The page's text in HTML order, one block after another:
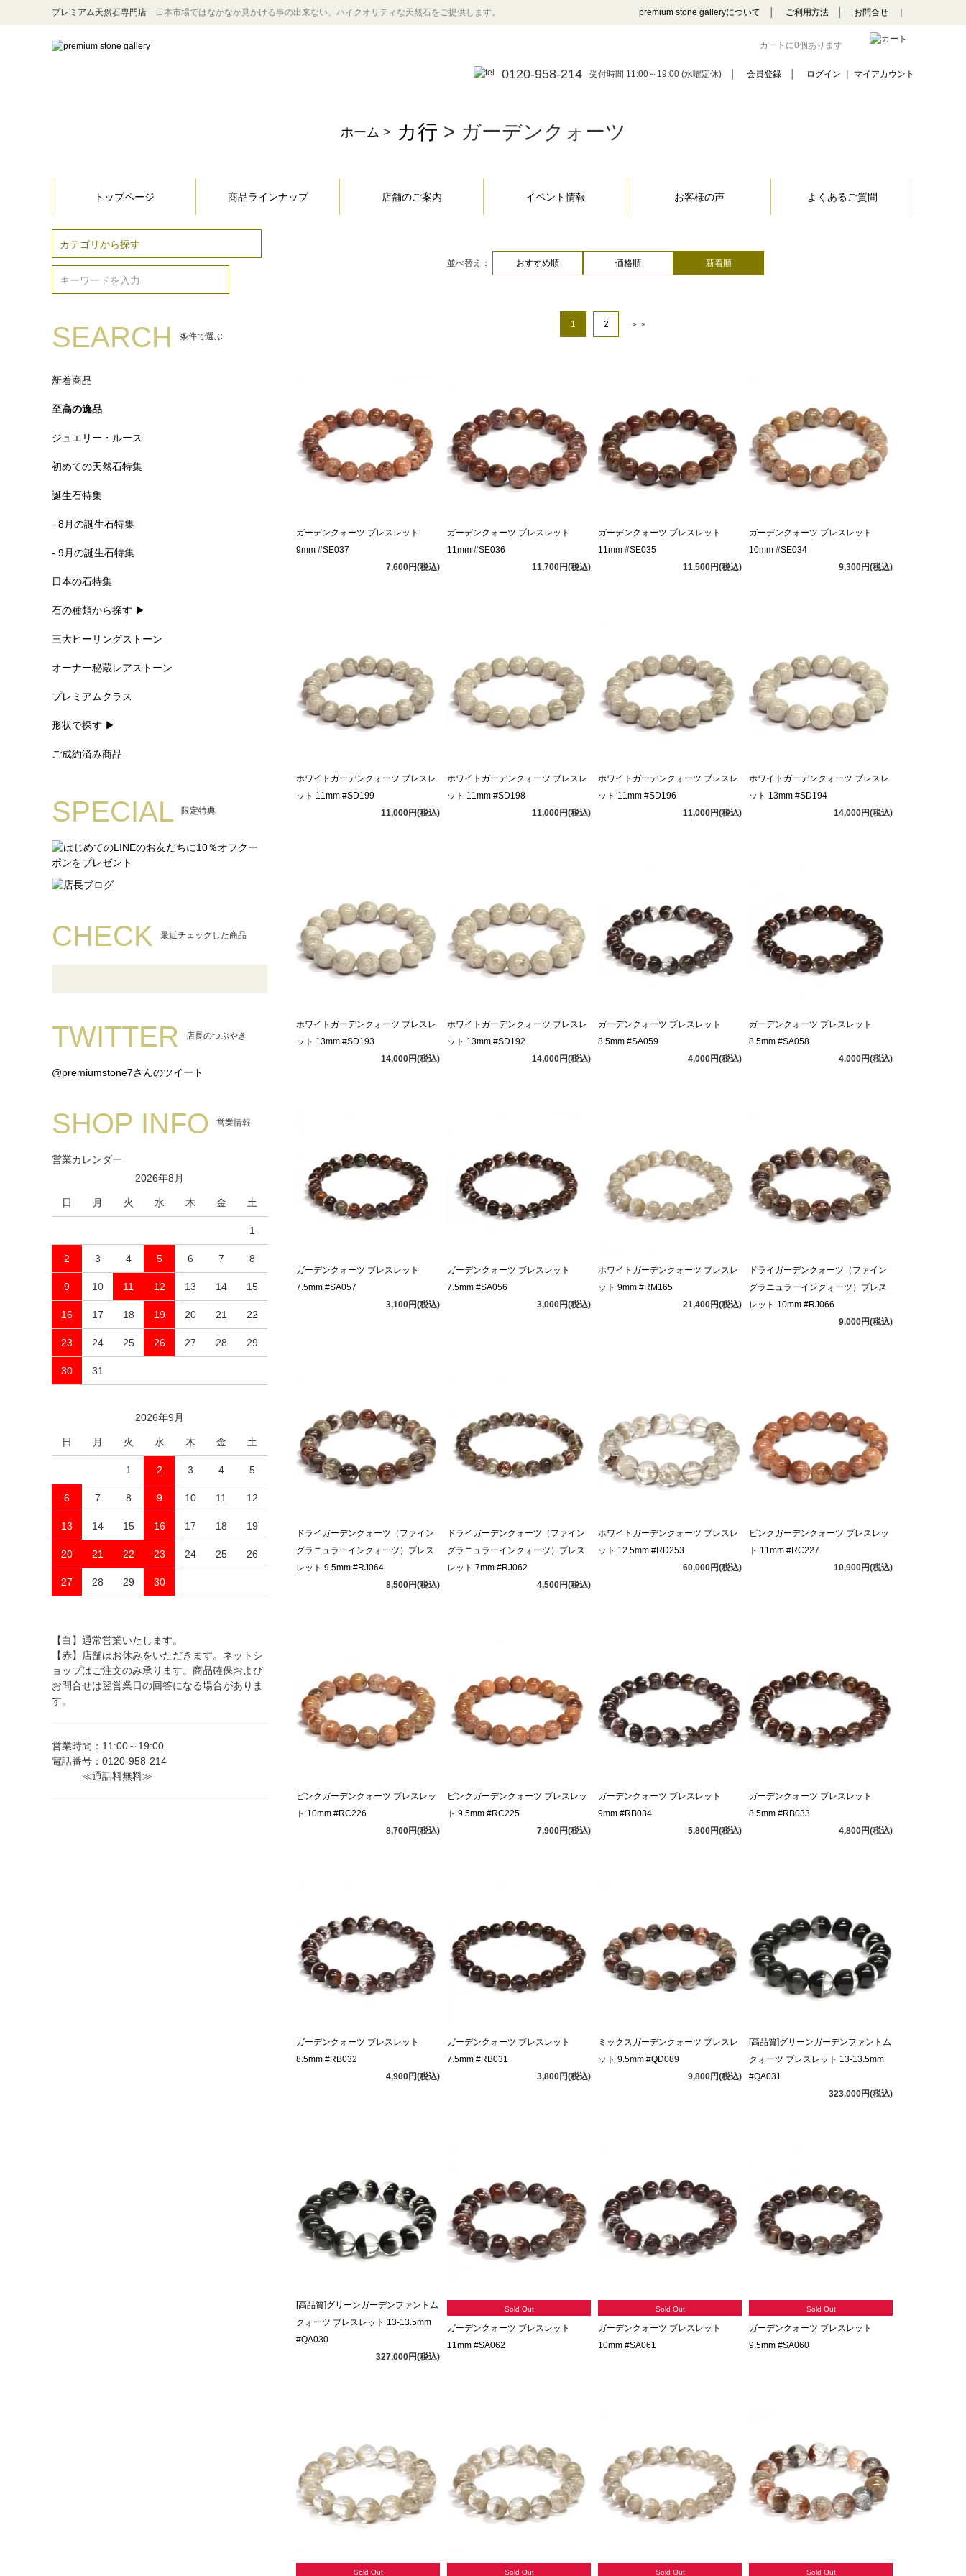
プレミアム天然石専門店 日本市場ではなかなか見かける事の出来ない、ハイクオリティな天然石をご提供します。 premium stone galleryについて ご利用方法 お問合せ
カートに0個あります
0120-958-214 受付時間 11:00～19:00 (水曜定休) 会員登録 ログイン ｜ マイアカウント
ホーム > カ行 > ガーデンクォーツ
トップページ 商品ラインナップ 店舗のご案内 イベント情報 お客様の声 よくあるご質問
SEARCH 条件で選ぶ
新着商品
至高の逸品
ジュエリー・ルース
初めての天然石特集
誕生石特集
- 8月の誕生石特集
- 9月の誕生石特集
日本の石特集
石の種類から探す ▶
三大ヒーリングストーン
オーナー秘蔵レアストーン
プレミアムクラス
形状で探す ▶
ご成約済み商品
SPECIAL 限定特典
CHECK 最近チェックした商品
TWITTER 店長のつぶやき
@premiumstone7さんのツイート
SHOP INFO 営業情報
営業カレンダー
2026年8月
日 月 火 水 木 金 土
1
2 3 4 5 6 7 8
9 10 11 12 13 14 15
16 17 18 19 20 21 22
23 24 25 26 27 28 29
30 31
2026年9月
日 月 火 水 木 金 土
1 2 3 4 5
6 7 8 9 10 11 12
13 14 15 16 17 18 19
20 21 22 23 24 25 26
27 28 29 30
【白】通常営業いたします。
【赤】店舗はお休みをいただきます。ネットシ
ョップはご注文のみ承ります。商品確保および
お問合せは翌営業日の回答になる場合がありま
す。
営業時間：11:00～19:00
電話番号：0120-958-214
≪通話料無料≫
並べ替え： おすすめ順 価格順 新着順
1 2 ＞＞
ガーデンクォーツ ブレスレット
9mm #SE037
7,600円(税込)
ガーデンクォーツ ブレスレット
11mm #SE036
11,700円(税込)
ガーデンクォーツ ブレスレット
11mm #SE035
11,500円(税込)
ガーデンクォーツ ブレスレット
10mm #SE034
9,300円(税込)
ホワイトガーデンクォーツ ブレスレ
ット 11mm #SD199
11,000円(税込)
ホワイトガーデンクォーツ ブレスレ
ット 11mm #SD198
11,000円(税込)
ホワイトガーデンクォーツ ブレスレ
ット 11mm #SD196
11,000円(税込)
ホワイトガーデンクォーツ ブレスレ
ット 13mm #SD194
14,000円(税込)
ホワイトガーデンクォーツ ブレスレ
ット 13mm #SD193
14,000円(税込)
ホワイトガーデンクォーツ ブレスレ
ット 13mm #SD192
14,000円(税込)
ガーデンクォーツ ブレスレット
8.5mm #SA059
4,000円(税込)
ガーデンクォーツ ブレスレット
8.5mm #SA058
4,000円(税込)
ガーデンクォーツ ブレスレット
7.5mm #SA057
3,100円(税込)
ガーデンクォーツ ブレスレット
7.5mm #SA056
3,000円(税込)
ホワイトガーデンクォーツ ブレスレ
ット 9mm #RM165
21,400円(税込)
ドライガーデンクォーツ（ファイン
グラニュラーインクォーツ）ブレス
レット 10mm #RJ066
9,000円(税込)
ドライガーデンクォーツ（ファイン
グラニュラーインクォーツ）ブレス
レット 9.5mm #RJ064
8,500円(税込)
ドライガーデンクォーツ（ファイン
グラニュラーインクォーツ）ブレス
レット 7mm #RJ062
4,500円(税込)
ホワイトガーデンクォーツ ブレスレ
ット 12.5mm #RD253
60,000円(税込)
ピンクガーデンクォーツ ブレスレッ
ト 11mm #RC227
10,900円(税込)
ピンクガーデンクォーツ ブレスレッ
ト 10mm #RC226
8,700円(税込)
ピンクガーデンクォーツ ブレスレッ
ト 9.5mm #RC225
7,900円(税込)
ガーデンクォーツ ブレスレット
9mm #RB034
5,800円(税込)
ガーデンクォーツ ブレスレット
8.5mm #RB033
4,800円(税込)
ガーデンクォーツ ブレスレット
8.5mm #RB032
4,900円(税込)
ガーデンクォーツ ブレスレット
7.5mm #RB031
3,800円(税込)
ミックスガーデンクォーツ ブレスレ
ット 9.5mm #QD089
9,800円(税込)
[高品質]グリーンガーデンファントム
クォーツ ブレスレット 13-13.5mm
#QA031
323,000円(税込)
[高品質]グリーンガーデンファントム
クォーツ ブレスレット 13-13.5mm
#QA030
327,000円(税込)
Sold Out
ガーデンクォーツ ブレスレット
11mm #SA062
Sold Out
ガーデンクォーツ ブレスレット
10mm #SA061
Sold Out
ガーデンクォーツ ブレスレット
9.5mm #SA060
Sold Out Sold Out Sold Out Sold Out